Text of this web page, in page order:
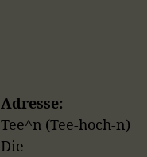
Adresse:
Tee^n (Tee-hoch-n)
Die